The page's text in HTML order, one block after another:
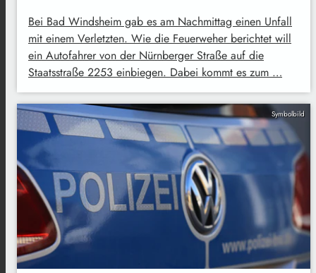
Bei Bad Windsheim gab es am Nachmittag einen Unfall
mit einem Verletzten. Wie die Feuerweher berichtet will
ein Autofahrer von der Nürnberger Straße auf die
Staatsstraße 2253 einbiegen. Dabei kommt es zum …
Symbolbild